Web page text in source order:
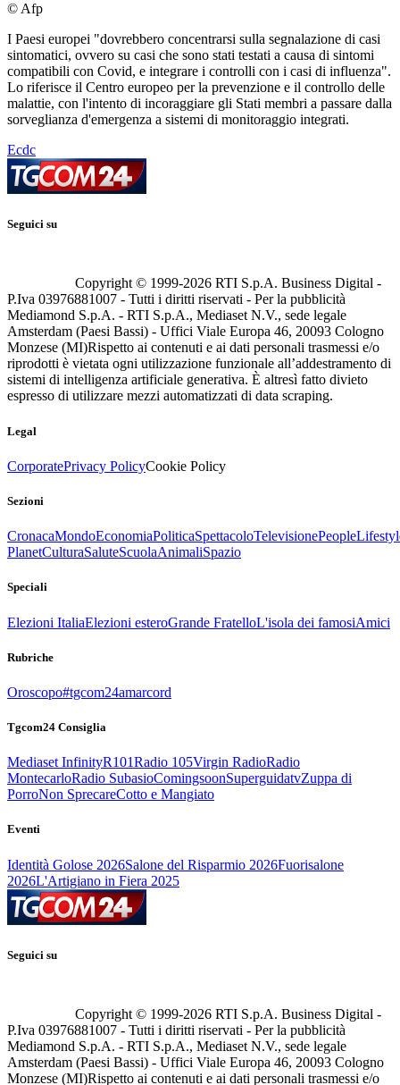
© Afp
I Paesi europei "dovrebbero concentrarsi sulla segnalazione di casi
sintomatici, ovvero su casi che sono stati testati a causa di sintomi
compatibili con Covid, e integrare i controlli con i casi di influenza".
Lo riferisce il Centro europeo per la prevenzione e il controllo delle
malattie, con l'intento di incoraggiare gli Stati membri a passare dalla
sorveglianza d'emergenza a sistemi di monitoraggio integrati.
Ecdc
Seguici su
Copyright © 1999-2026 RTI S.p.A. Business Digital -
P.Iva 03976881007 - Tutti i diritti riservati - Per la pubblicità
Mediamond S.p.A. - RTI S.p.A., Mediaset N.V., sede legale
Amsterdam (Paesi Bassi) - Uffici Viale Europa 46, 20093 Cologno
Monzese (MI)Rispetto ai contenuti e ai dati personali trasmessi e/o
riprodotti è vietata ogni utilizzazione funzionale all’addestramento di
sistemi di intelligenza artificiale generativa. È altresì fatto divieto
espresso di utilizzare mezzi automatizzati di data scraping.
Legal
CorporatePrivacy PolicyCookie Policy
Sezioni
CronacaMondoEconomiaPoliticaSpettacoloTelevisionePeople
PlanetCulturaSaluteScuolaAnimaliSpazio
Speciali
Elezioni ItaliaElezioni esteroGrande FratelloL'isola dei famosiAmici
Rubriche
Oroscopo#tgcom24amarcord
Tgcom24 Consiglia
Mediaset InfinityR101Radio 105Virgin RadioRadio
MontecarloRadio SubasioComingsoonSuperguidatvZuppa di
PorroNon SprecareCotto e Mangiato
Eventi
Identità Golose 2026Salone del Risparmio 2026Fuorisalone
2026L'Artigiano in Fiera 2025
Seguici su
Copyright © 1999-2026 RTI S.p.A. Business Digital -
P.Iva 03976881007 - Tutti i diritti riservati - Per la pubblicità
Mediamond S.p.A. - RTI S.p.A., Mediaset N.V., sede legale
Amsterdam (Paesi Bassi) - Uffici Viale Europa 46, 20093 Cologno
Monzese (MI)Rispetto ai contenuti e ai dati personali trasmessi e/o